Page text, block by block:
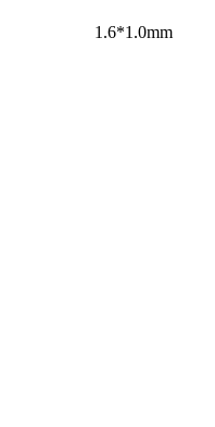
1.6*1.0mm